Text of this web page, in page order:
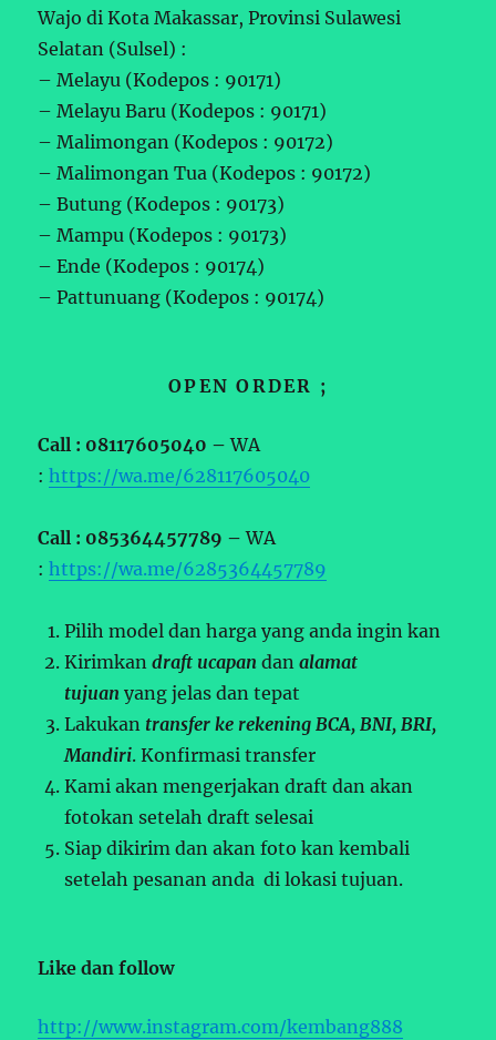
Wajo di Kota Makassar, Provinsi Sulawesi
Selatan (Sulsel) :
– Melayu (Kodepos : 90171)
– Melayu Baru (Kodepos : 90171)
– Malimongan (Kodepos : 90172)
– Malimongan Tua (Kodepos : 90172)
– Butung (Kodepos : 90173)
– Mampu (Kodepos : 90173)
– Ende (Kodepos : 90174)
– Pattunuang (Kodepos : 90174)
OPEN ORDER ;
Call : 08117605040 –WA
:https://wa.me/628117605040
Call : 085364457789 –WA
:https://wa.me/6285364457789
Pilih model dan harga yang anda ingin kan
Kirimkandraft ucapan danalamat
tujuan yang jelas dan tepat
Lakukan transfer ke rekening BCA, BNI, BRI,
Mandiri. Konfirmasi transfer
Kami akan mengerjakan draft dan akan
fotokan setelah draft selesai
Siap dikirim dan akan foto kan kembali
setelah pesanan anda di lokasi tujuan.
Like dan follow
http://www.instagram.com/kembang888